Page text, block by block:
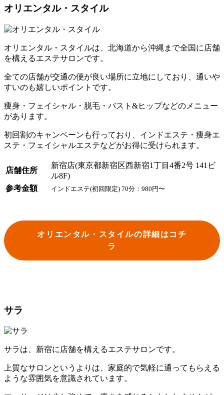
オリエンタル・スタイル
オリエンタル・スタイルは、北海道から沖縄まで全国に店舗
を構えるエステサロンです。
全ての店舗が交通の便が良い場所に立地にしており、通いや
すいのも嬉しいポイントです。
痩身・フェイシャル・脱毛・バスト&ヒップなどのメニュー
があります。
初回割のキャンペーンも行っており、インドエステ・痩身エ
ステ・フェイシャルエステなどがお得に受けられます。
店舗住所
新宿店(東京都新宿区西新宿1丁目4番2号 141ビ
ル8F)
参考金額
インドエステ(初回限定) 70分：980円〜
オリエンタル・スタイルの詳細はコチ
ラ
サラ
サラは、新宿に店舗を構えるエステサロンです。
上質なサロンというよりは、家庭的で気軽に通ってもらえる
ような雰囲気を意識されています。